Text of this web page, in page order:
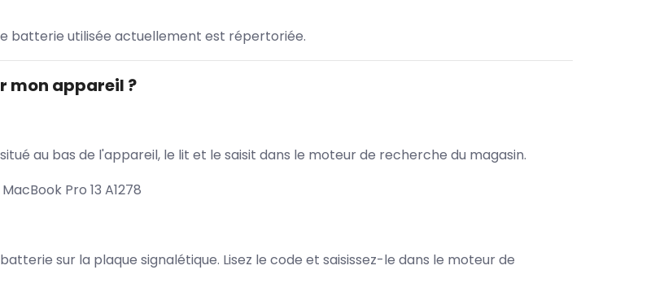
batterie utilisée actuellement est répertoriée.
mon appareil ?
au bas de l'appareil, le lit et le saisit dans le moteur de recherche du magasin.
Pro 13 A1278
sur la plaque signalétique. Lisez le code et saisissez-le dans le moteur de